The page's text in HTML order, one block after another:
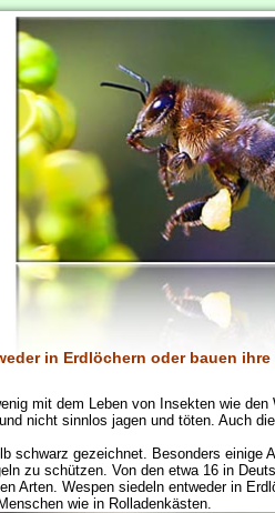
in Erdlöchern oder bauen
mit dem Leben von Insekten wie
nicht sinnlos jagen und töten. Auch
schwarz gezeichnet. Besonders einige
zu schützen. Von den etwa 16 in
Arten. Wespen siedeln entweder in
wie in Rolladenkästen.